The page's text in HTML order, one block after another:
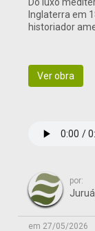
Inglaterra em
historiador
Ver obra
por:
em 27/05/2026